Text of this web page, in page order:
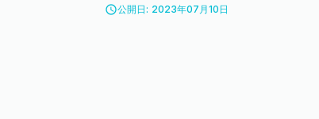
access_time公開日: 2023年07月10日